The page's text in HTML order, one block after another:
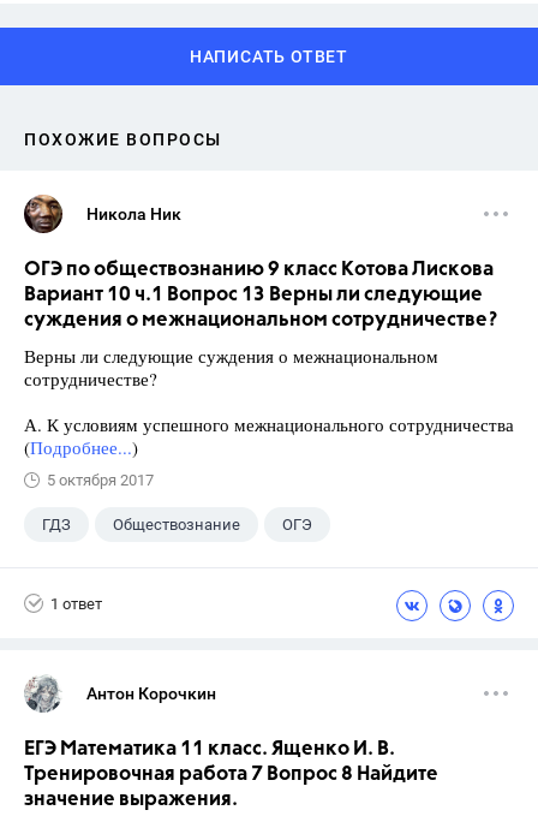
НАПИСАТЬ ОТВЕТ
ПОХОЖИЕ ВОПРОСЫ
Никола Ник
ОГЭ по обществознанию 9 класс Котова Лискова
Вариант 10 ч.1 Вопрос 13 Верны ли следующие
суждения о межнациональном сотрудничестве?
Верны ли следующие суждения о межнациональном
сотрудничестве?
А. К условиям успешного межнационального сотрудничества
(Подробнее...)
5 октября 2017
ГДЗ Обществознание ОГЭ
1 ответ
Антон Корочкин
ЕГЭ Математика 11 класс. Ященко И. В.
Тренировочная работа 7 Вопрос 8 Найдите
значение выражения.